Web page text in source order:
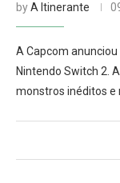
byA Itinerante
A Capcom anunciou
Nintendo Switch 2.
monstros inéditos e